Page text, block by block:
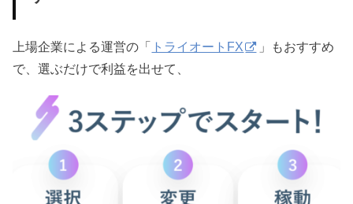
上場企業による運営の「 トライオートFX
」もおすすめ
で、選ぶだけで利益を出せて、